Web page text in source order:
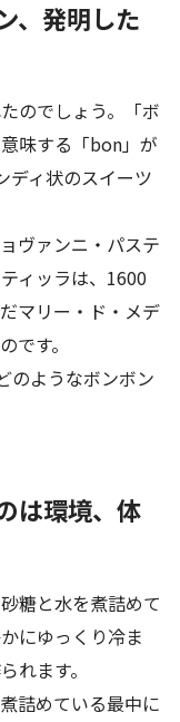
、発明した
のでしょう。「ボ
味する「bon」が
ディ状のスイーツ
ヴァンニ・パステ
ィッラは、1600
マリー・ド・メデ
です。
のようなボンボン
は環境、体
糖と水を煮詰めて
にゆっくり冷ま
れます。
詰めている最中に